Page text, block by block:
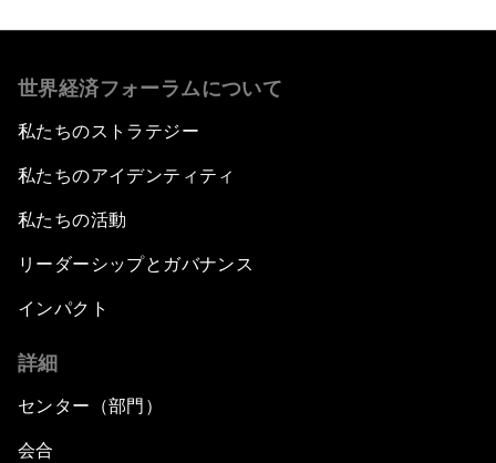
世界経済フォーラムについて
私たちのストラテジー
私たちのアイデンティティ
私たちの活動
リーダーシップとガバナンス
インパクト
詳細
センター（部門）
会合